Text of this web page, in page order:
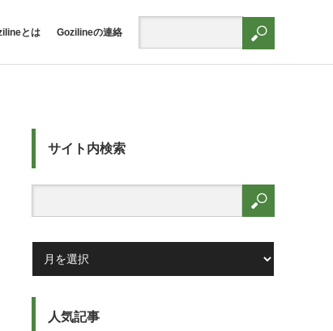
とは Gozilineの連絡
サイト内検索
人気記事